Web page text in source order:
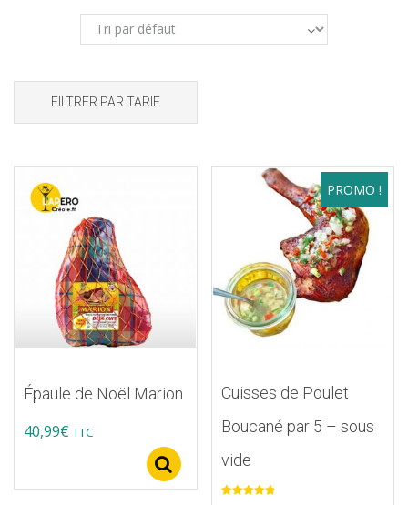
FILTRER PAR TARIF
Épaule de Noël Marion
40,99€ TTC
Select options
PROMO !
Cuisses de Poulet
Boucané par 5 – sous
vide